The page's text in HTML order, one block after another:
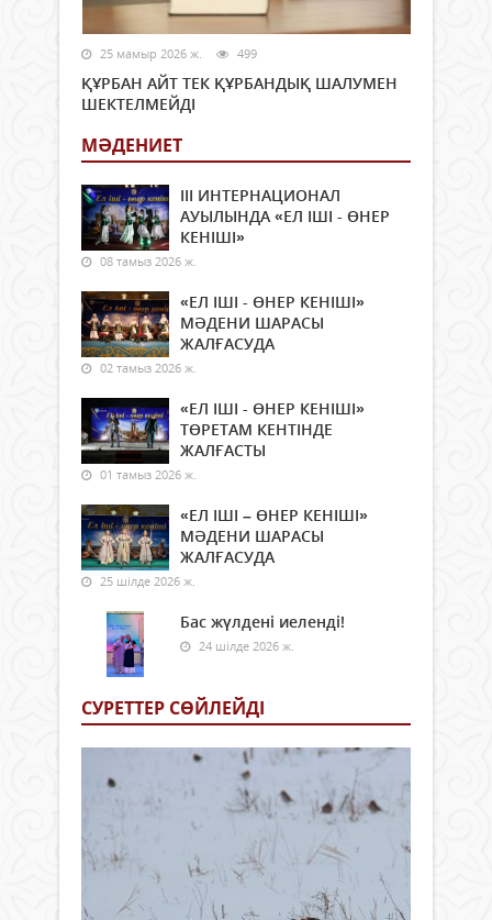
25 мамыр 2026 ж. 499
ҚҰРБАН АЙТ ТЕК ҚҰРБАНДЫҚ ШАЛУМЕН
ШЕКТЕЛМЕЙДІ
МӘДЕНИЕТ
ІІІ ИНТЕРНАЦИОНАЛ
АУЫЛЫНДА «ЕЛ ІШІ - ӨНЕР
КЕНІШІ»
08 тамыз 2026 ж.
«ЕЛ ІШІ - ӨНЕР КЕНІШІ»
МӘДЕНИ ШАРАСЫ
ЖАЛҒАСУДА
02 тамыз 2026 ж.
«ЕЛ ІШІ - ӨНЕР КЕНІШІ»
ТӨРЕТАМ КЕНТІНДЕ
ЖАЛҒАСТЫ
01 тамыз 2026 ж.
«ЕЛ ІШІ – ӨНЕР КЕНІШІ»
МӘДЕНИ ШАРАСЫ
ЖАЛҒАСУДА
25 шілде 2026 ж.
Бас жүлдені иеленді!
24 шілде 2026 ж.
СУРЕТТЕР СӨЙЛЕЙДI